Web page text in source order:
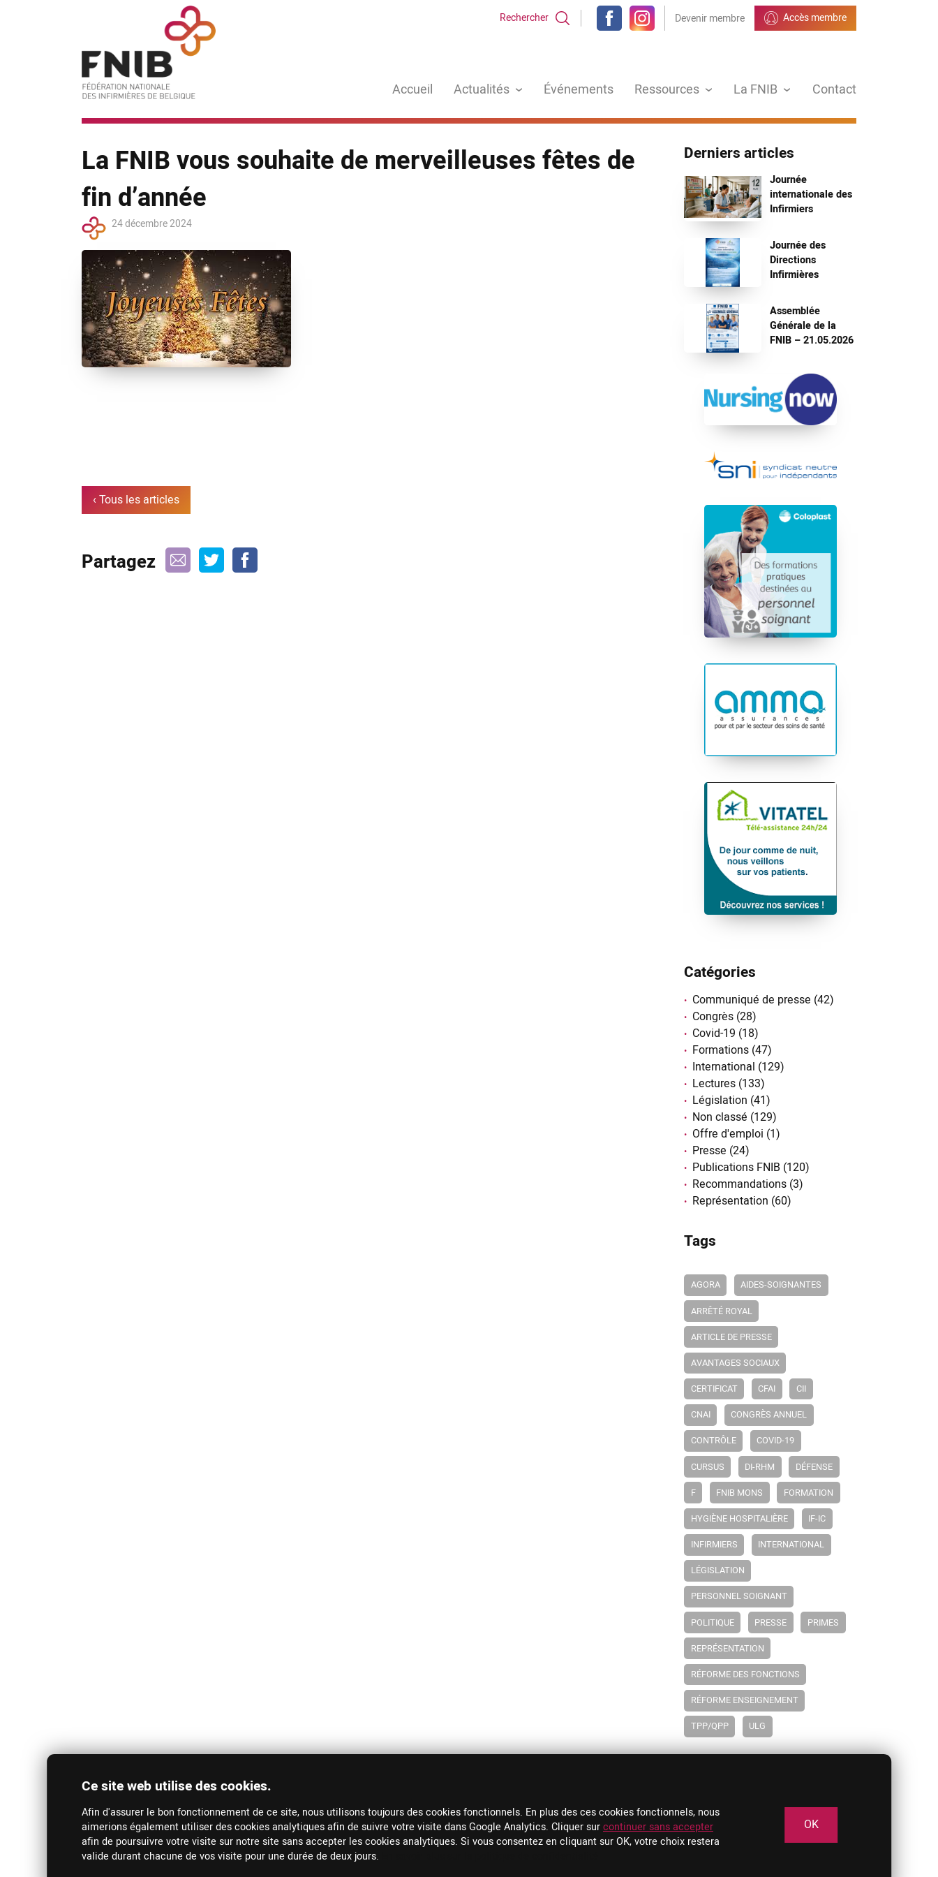
Rechercher Devenir membre Accès membre
Accueil Actualités Événements Ressources La FNIB Contact
La FNIB vous souhaite de merveilleuses fêtes de
fin d’année
24 décembre 2024
‹ Tous les articles
Partagez
Derniers articles
Journée
internationale des
Infirmiers
Journée des
Directions
Infirmières
Assemblée
Générale de la
FNIB – 21.05.2026
Catégories
Communiqué de presse (42)
Congrès (28)
Covid-19 (18)
Formations (47)
International (129)
Lectures (133)
Législation (41)
Non classé (129)
Offre d'emploi (1)
Presse (24)
Publications FNIB (120)
Recommandations (3)
Représentation (60)
Tags
AGORA AIDES-SOIGNANTES
ARRÊTÉ ROYAL
ARTICLE DE PRESSE
AVANTAGES SOCIAUX
CERTIFICAT CFAI CII
CNAI CONGRÈS ANNUEL
CONTRÔLE COVID-19
CURSUS DI-RHM DÉFENSE
F FNIB MONS FORMATION
HYGIÈNE HOSPITALIÈRE IF-IC
INFIRMIERS INTERNATIONAL
LÉGISLATION
PERSONNEL SOIGNANT
POLITIQUE PRESSE PRIMES
REPRÉSENTATION
RÉFORME DES FONCTIONS
RÉFORME ENSEIGNEMENT
TPP/QPP ULG
Mentions légales RGPD
Contact
Copyright © 2024 FNIB. Les dénominations, logos et autres images employés sur ce site sont la propriété exclusive de leur
propriétaire.
Ce site web utilise des cookies.
Afin d'assurer le bon fonctionnement de ce site, nous utilisons toujours des cookies fonctionnels. En plus des ces cookies fonctionnels, nous
aimerions également utiliser des cookies analytiques afin de suivre votre visite dans Google Analytics. Cliquer surcontinuer sans accepter
afin de poursuivre votre visite sur notre site sans accepter les cookies analytiques. Si vous consentez en cliquant sur OK, votre choix restera
valide durant chacune de vos visite pour une durée de deux jours.
OK